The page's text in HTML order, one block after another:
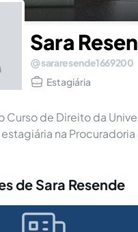
Sara
sararesende1669200
Estagiária
Curso de Direito da
estagiária na
de Sara Resende